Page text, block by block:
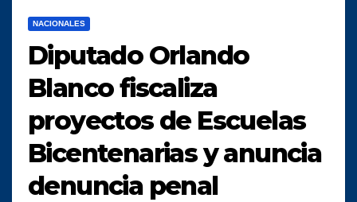
NACIONALES
Diputado Orlando
Blanco fiscaliza
proyectos de Escuelas
Bicentenarias y anuncia
denuncia penal